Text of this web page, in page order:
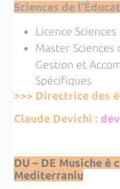
Sciences de
Licence
Master
Gestion et
Spécifiques
>>> Directrice des
Claude Devichi :
DU – DE Musiche
Mediterraniu